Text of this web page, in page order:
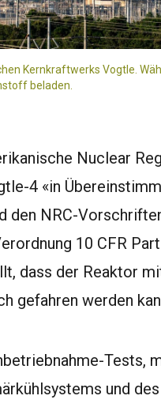
Kernkraftwerks Vogtle.
beladen.
Nuclear
4 «in
den NRC-
10 CFR
dass der Reaktor
gefahren werden
Tests,
und